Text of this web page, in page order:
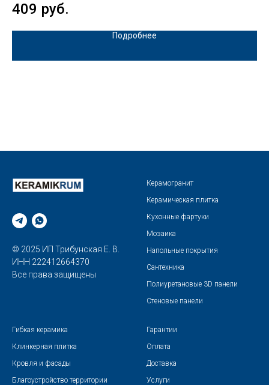
409 руб.
Подробнее
© 2025 ИП Трибунская Е. В.
ИНН 222412664370
Все права защищены
Керамогранит
Керамическая плитка
Кухонные фартуки
Мозаика
Напольные покрытия
Сантехника
Полиуретановые 3D панели
Стеновые панели
Гибкая керамика
Клинкерная плитка
Кровля и фасады
Благоустройство территории
Гарантии
Оплата
Доставка
Услуги